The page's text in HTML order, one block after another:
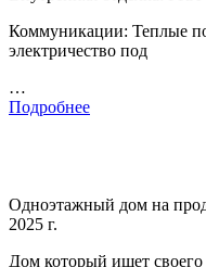
Коммуникации: Теплые
электричество под
…
Подробнее
Одноэтажный дом на
2025 г.
Дом который ищет своего